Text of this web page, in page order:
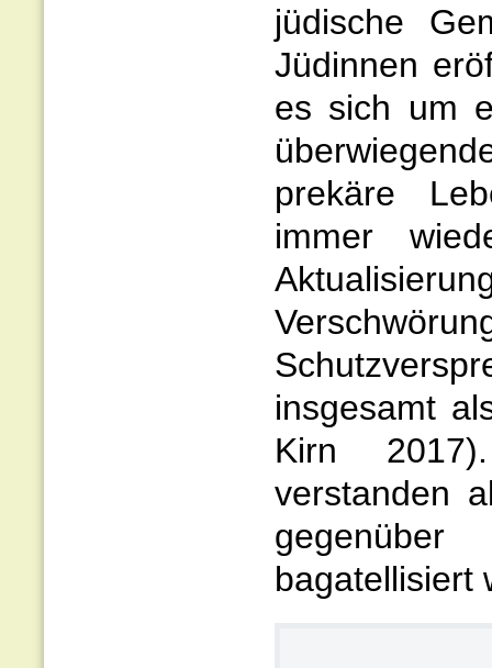
jüdische
Jüdinnen
es sich um
prekäre
immer
insgesamt
Kirn
verstanden
gegenüber
bagatellisiert